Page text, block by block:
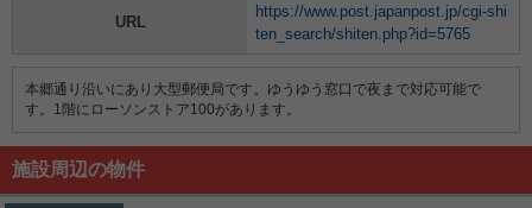
URL
https://www.post.japanpost.jp/cgi-shi
ten_search/shiten.php?id=5765
本郷通り沿いにあり大型郵便局です。ゆうゆう窓口で夜まで対応可能で
す。1階にローソンストア100があります。
施設周辺の物件